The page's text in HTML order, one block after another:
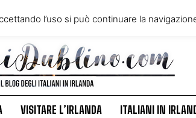
VIVERE IN IRLANDA
ITALIANI IN IRLANDA
NEWS
VISITARE L’IRLANDA ITALIANI IN
l’uso si può continuare la